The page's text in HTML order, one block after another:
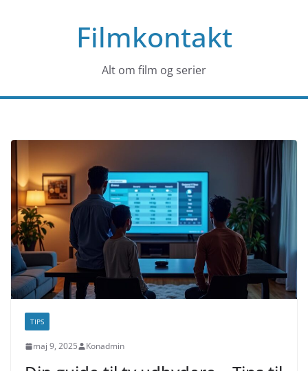
Filmkontakt
Alt om film og serier
TIPS
maj 9, 2025 Konadmin